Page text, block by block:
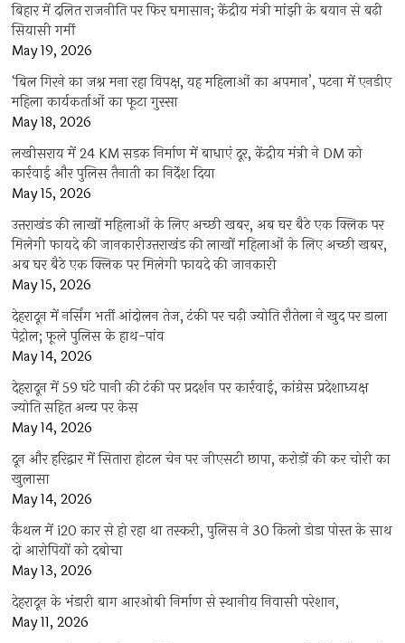
बिहार में दलित राजनीति पर फिर घमासान; केंद्रीय मंत्री मांझी के बयान से बढ़ी
सियासी गर्मी
May 19, 2026
‘बिल गिरने का जश्न मना रहा विपक्ष, यह महिलाओं का अपमान’, पटना में एनडीए
महिला कार्यकर्ताओं का फूटा गुस्सा
May 18, 2026
लखीसराय में 24 KM सड़क निर्माण में बाधाएं दूर, केंद्रीय मंत्री ने DM को
कार्रवाई और पुलिस तैनाती का निर्देश दिया
May 15, 2026
उत्तराखंड की लाखों महिलाओं के लिए अच्छी खबर, अब घर बैठे एक क्लिक पर
मिलेगी फायदे की जानकारीउत्तराखंड की लाखों महिलाओं के लिए अच्छी खबर,
अब घर बैठे एक क्लिक पर मिलेगी फायदे की जानकारी
May 15, 2026
देहरादून में नर्सिंग भर्ती आंदोलन तेज, टंकी पर चढ़ी ज्योति रौतेला ने खुद पर डाला
पेट्रोल; फूले पुलिस के हाथ-पांव
May 14, 2026
देहरादून में 59 घंटे पानी की टंकी पर प्रदर्शन पर कार्रवाई, कांग्रेस प्रदेशाध्यक्ष
ज्योति सहित अन्य पर केस
May 14, 2026
दून और हरिद्वार में सितारा होटल चेन पर जीएसटी छापा, करोड़ों की कर चोरी का
खुलासा
May 14, 2026
कैथल में i20 कार से हो रहा था तस्करी, पुलिस ने 30 किलो डोडा पोस्त के साथ
दो आरोपियों को दबोचा
May 13, 2026
देहरादून के भंडारी बाग आरओबी निर्माण से स्थानीय निवासी परेशान,
May 11, 2026